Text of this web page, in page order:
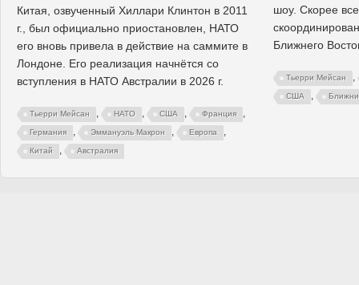
шоу. Скорее
Ближнего
Тьерри Мейсан ,
США ,
Китая, озвученный Хиллари Клинтон в 2011
г., был официально приостановлен, НАТО
его вновь привела в действие на саммите в
Лондоне. Его реализация начнётся со
вступления в НАТО Австралии в 2026 г.
Тьерри Мейсан , НАТО , США , Франция ,
Германия , Эммануэль Макрон , Европа ,
Китай , Австралия